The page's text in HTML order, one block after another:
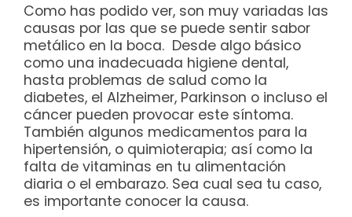
Como has podido ver, son muy variadas las
causas por las que se puede sentir sabor
metálico en la boca. Desde algo básico
como una inadecuada higiene dental,
hasta problemas de salud como la
diabetes, el Alzheimer, Parkinson o incluso el
cáncer pueden provocar este síntoma.
También algunos medicamentos para la
hipertensión, o quimioterapia; así como la
falta de vitaminas en tu alimentación
diaria o el embarazo. Sea cual sea tu caso,
es importante conocer la causa.